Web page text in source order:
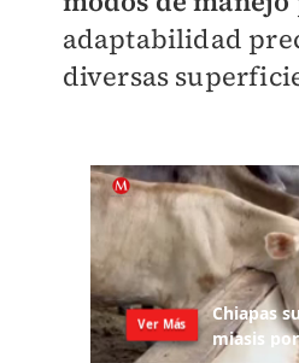
adaptabilidad
diversas